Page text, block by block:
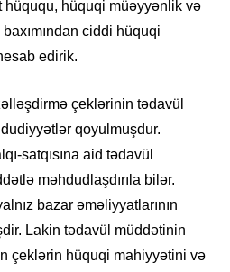
hüququ, hüquqi müəyyənlik və
ciddi hüquqi
edirik.
çeklərinin tədavül
qoyulmuşdur.
satqısına aid tədavül
məhdudlaşdırıla bilər.
bazar əməliyyatlarının
Lakin tədavül müddətinin
çeklərin hüquqi mahiyyətini və